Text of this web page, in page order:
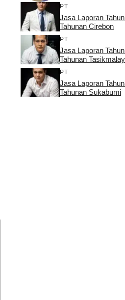
PT
Jasa Laporan
Tahunan Cirebon
PT
Jasa Laporan
Tahunan
PT
Jasa Laporan
Tahunan Sukabumi